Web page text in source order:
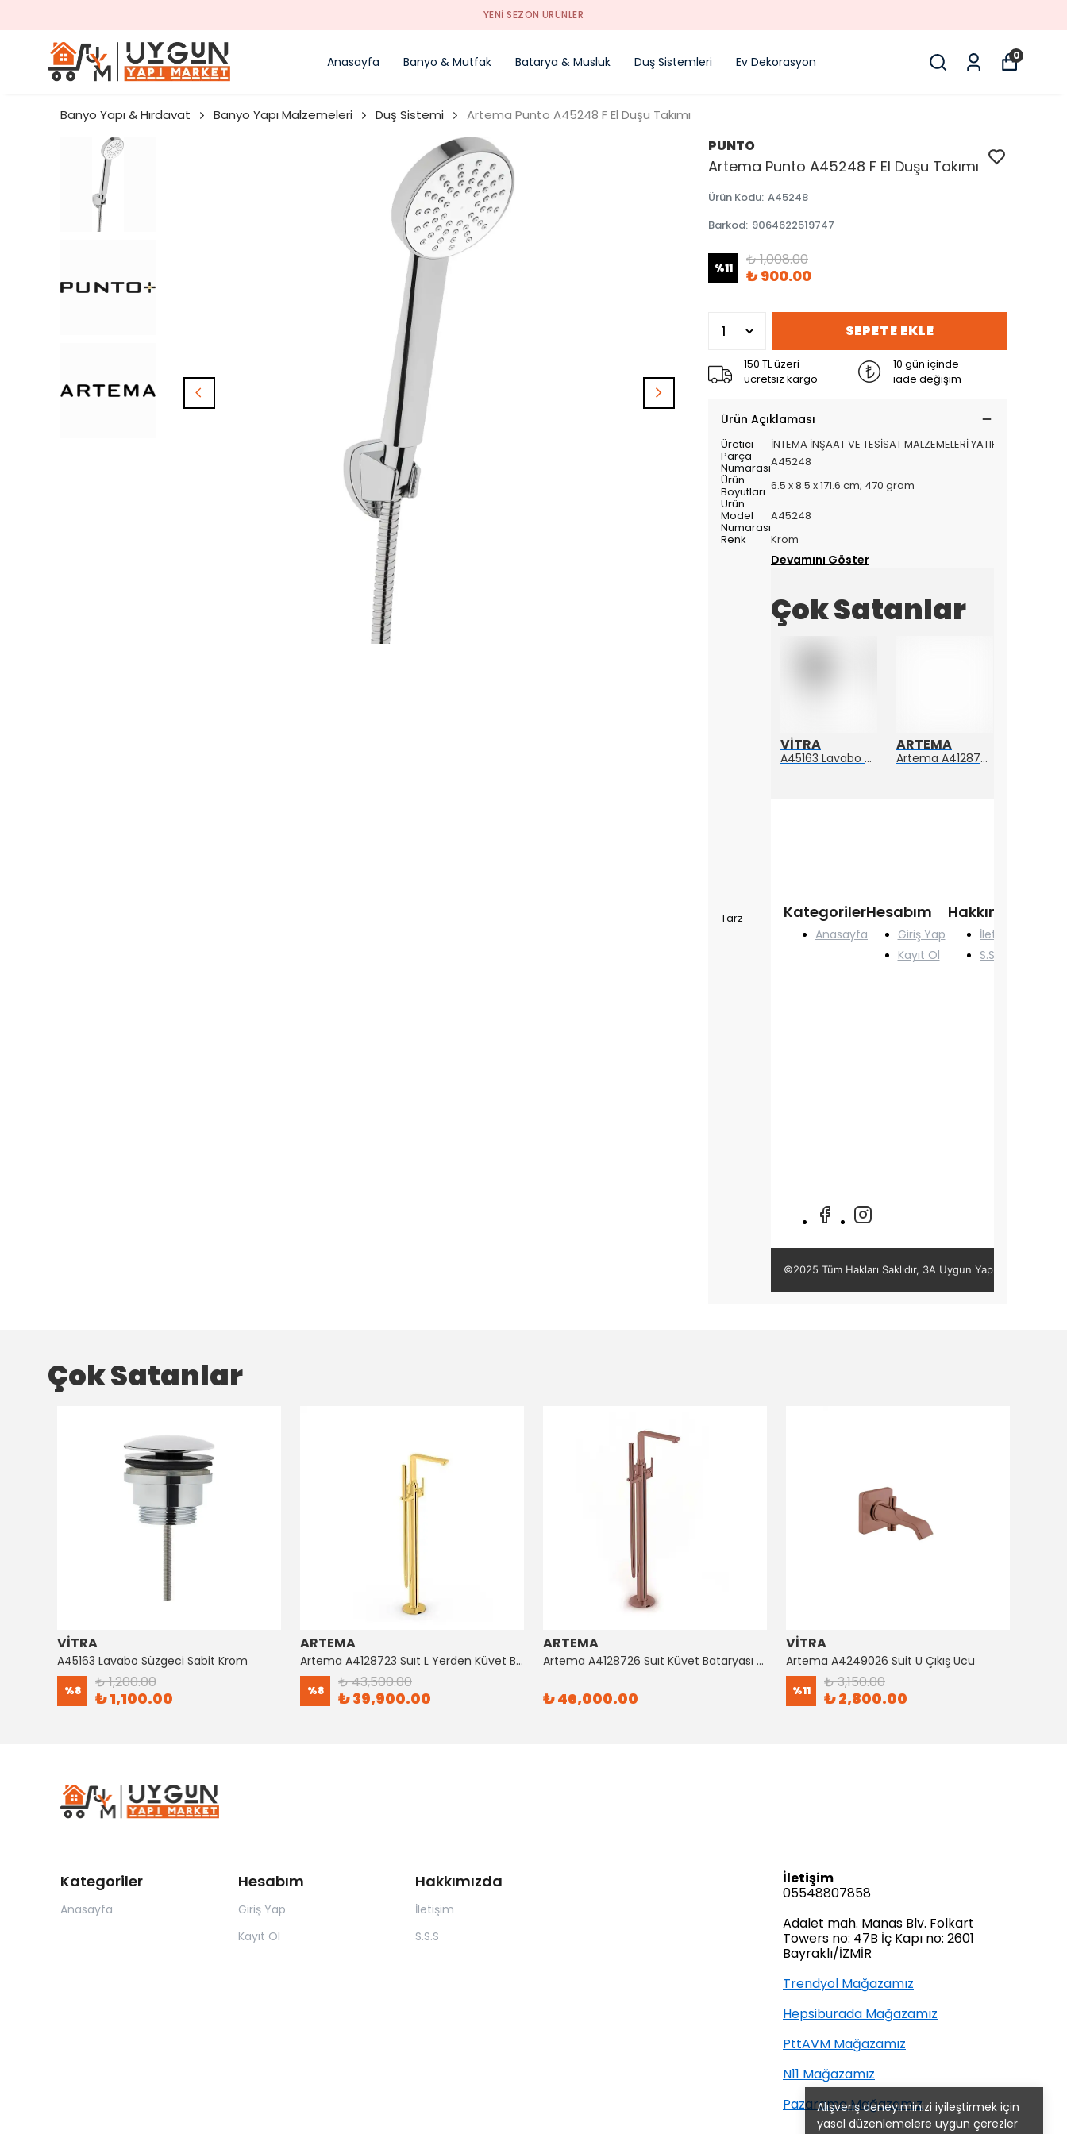
YENI SEZON ÜRÜNLER
Anasayfa Banyo & Mutfak Batarya & Musluk Duş Sistemleri Ev Dekorasyon 0
Alışveriş deneyiminizi iyileştirmek için
yasal düzenlemelere uygun çerezler
Banyo Yapı & Hırdavat Banyo Yapı Malzemeleri Duş Sistemi Artema Punto A45248 F El Duşu Takımı
PUNTO
Artema Punto A45248 F El Duşu Takımı
Ürün Kodu: A45248
Barkod: 9064622519747
%11 ₺ 1,008.00
₺ 900.00
SEPETE EKLE
150 TL üzeri
ücretsiz kargo
10 gün içinde
iade değişim
Ürün Açıklaması
Üretici ‎İNTEMA İNŞAAT VE TESİSAT MALZEMELERİ YATIRIM VE
Parça
Numarası‎A45248
Ürün
Boyutları ‎6.5 x 8.5 x 171.6 cm; 470 gram
Ürün
Model
Numarası
‎A45248
Renk
‎Krom
Tarz
Devamını Göster
Çok Satanlar
VİTRA
A45163 Lavabo Süzgeci Sabit Krom
ARTEMA
Artema A4128723 Suıt L Yerden Küvet Bataryası Altın
Kategoriler
Anasayfa
Hesabım
Giriş Yap
Kayıt Ol
Hakkımızda
İletişim
S.S.S
©2025 Tüm Hakları Saklıdır, 3A Uygun Yapı Market -
Çok Satanlar
VİTRA
A45163 Lavabo Süzgeci Sabit Krom
%8 ₺ 1,200.00
₺ 1,100.00
ARTEMA
Artema A4128723 Suıt L Yerden Küvet Bataryası Altın
%8 ₺ 43,500.00
₺ 39,900.00
ARTEMA
Artema A4128726 Suıt Küvet Bataryası Bakır
₺ 46,000.00
VİTRA
Artema A4249026 Suit U Çıkış Ucu
%11 ₺ 3,150.00
₺ 2,800.00
Kategoriler
Anasayfa
Hesabım
Giriş Yap
Kayıt Ol
Hakkımızda
İletişim
S.S.S
İletişim
05548807858
Adalet mah. Manas Blv. Folkart
Towers no: 47B İç Kapı no: 2601
Bayraklı/İZMİR
Trendyol Mağazamız
Hepsiburada Mağazamız
PttAVM Mağazamız
N11 Mağazamız
Pazarama Mağazamız